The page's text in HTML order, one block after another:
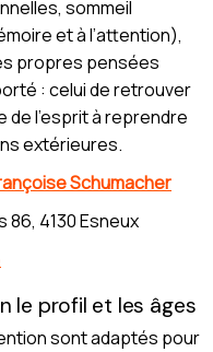
sommeil
et à l’attention),
propres pensées
: celui de retrouver
l’esprit à reprendre
extérieures.
Schumacher
86, 4130 Esneux
le profil et les âges
sont adaptés pour